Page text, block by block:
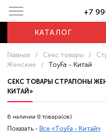
+7
КАТАЛОГ
Главная / Секс товары /
Женские
/ ToyFa - Китай
СЕКС ТОВАРЫ СТРАПОНЫ
КИТАЙ»
В наличии 8 товара(ов)
Показать - Все «ToyFa - Китай»